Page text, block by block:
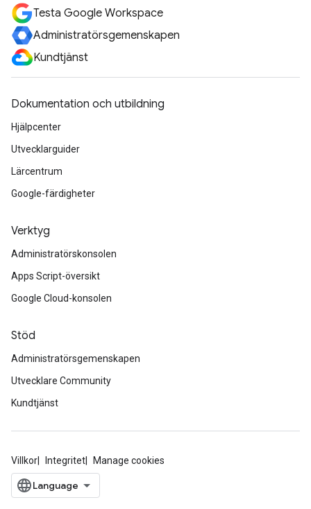
Testa Google Workspace
Administratörsgemenskapen
Kundtjänst
Dokumentation och utbildning
Hjälpcenter
Utvecklarguider
Lärcentrum
Google-färdigheter
Verktyg
Administratörskonsolen
Apps Script-översikt
Google Cloud-konsolen
Stöd
Administratörsgemenskapen
Utvecklare Community
Kundtjänst
Villkor Integritet Manage cookies